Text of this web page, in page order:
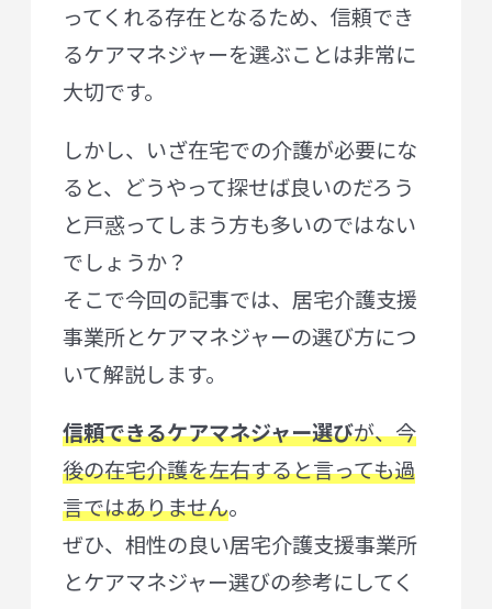
ってくれる存在となるため、信頼でき
るケアマネジャーを選ぶことは非常に
大切です。
しかし、いざ在宅での介護が必要にな
ると、どうやって探せば良いのだろう
と戸惑ってしまう方も多いのではない
でしょうか？
そこで今回の記事では、居宅介護支援
事業所とケアマネジャーの選び方につ
いて解説します。
信頼できるケアマネジャー選びが、今
後の在宅介護を左右すると言っても過
言ではありません。
ぜひ、相性の良い居宅介護支援事業所
とケアマネジャー選びの参考にしてく